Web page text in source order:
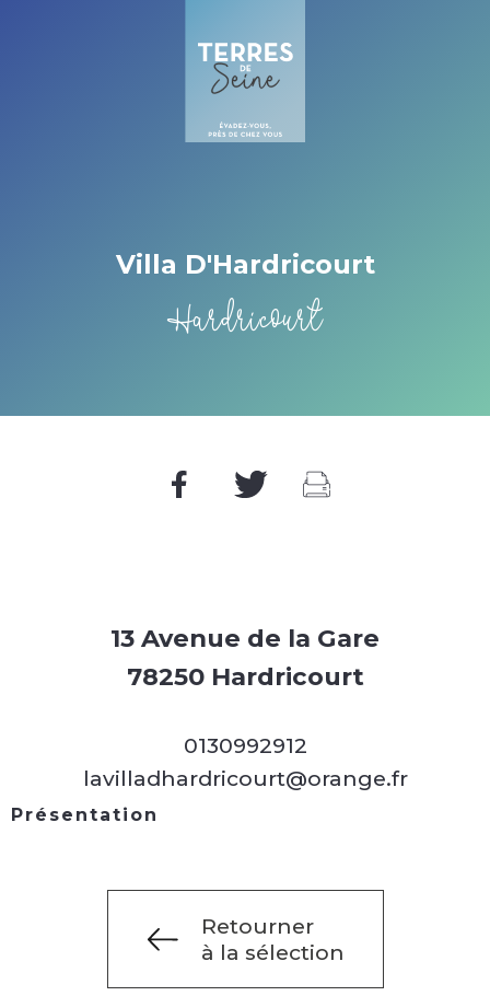
Villa D'Hardricourt
Hardricourt
13 Avenue de la Gare
78250 Hardricourt
0130992912
lavilladhardricourt@orange.fr
Présentation
Retourner
à la sélection